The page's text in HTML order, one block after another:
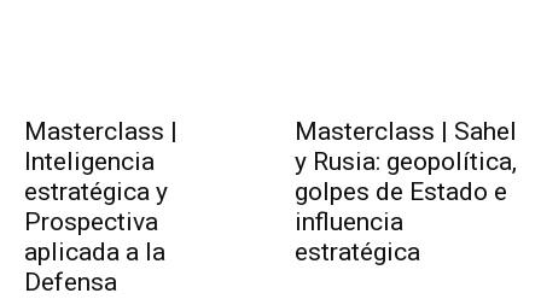
Masterclass |
Inteligencia
estratégica y
Prospectiva
aplicada a la
Defensa
Masterclass | Sahel
y Rusia: geopolítica,
golpes de Estado e
influencia
estratégica